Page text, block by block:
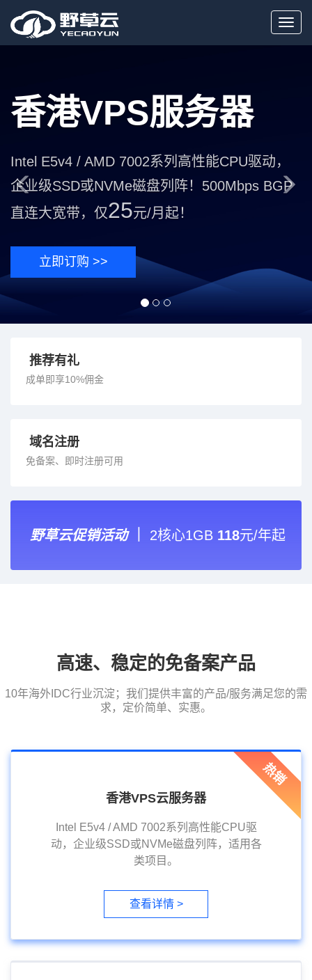
香港VPS服务器
Intel E5v4 / AMD 7002系列高性能CPU驱动，
企业级SSD或NVMe磁盘列阵！500Mbps BGP
直连大宽带，仅25元/月起！
立即订购 >>
推荐有礼
成单即享10%佣金
域名注册
免备案、即时注册可用
野草云促销活动｜ 2核心1GB 118元/年起
高速、稳定的免备案产品
10年海外IDC行业沉淀；我们提供丰富的产品/服务满足您的需
求，定价简单、实惠。
热销
香港VPS云服务器
Intel E5v4 / AMD 7002系列高性能CPU驱
动，企业级SSD或NVMe磁盘列阵，适用各
类项目。
查看详情 >